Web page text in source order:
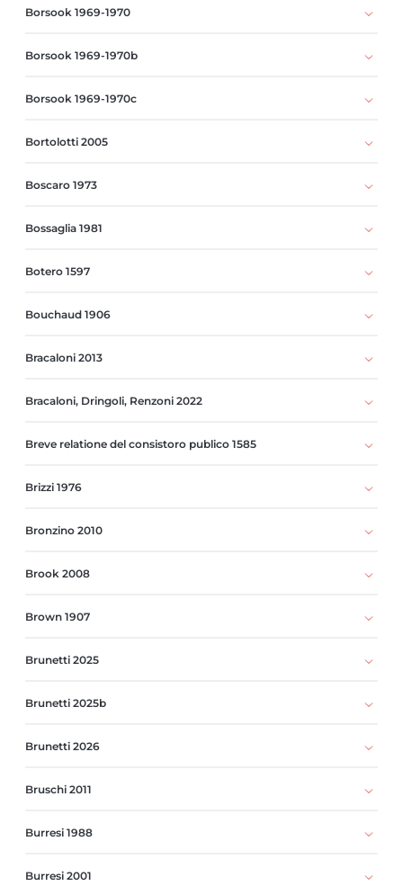
Borsook 1969-1970
Borsook 1969-1970b
Borsook 1969-1970c
Bortolotti 2005
Boscaro 1973
Bossaglia 1981
Botero 1597
Bouchaud 1906
Bracaloni 2013
Bracaloni, Dringoli, Renzoni 2022
Breve relatione del consistoro publico 1585
Brizzi 1976
Bronzino 2010
Brook 2008
Brown 1907
Brunetti 2025
Brunetti 2025b
Brunetti 2026
Bruschi 2011
Burresi 1988
Burresi 2001